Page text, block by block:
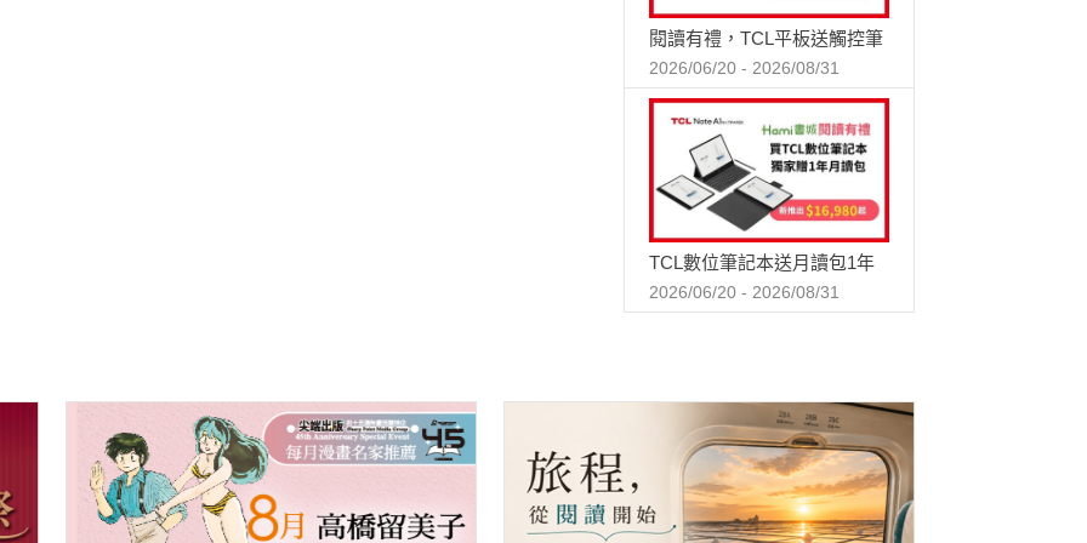
閱讀有禮，TCL平板送觸控筆
2026/06/20 - 2026/08/31
TCL數位筆記本送月讀包1年
2026/06/20 - 2026/08/31